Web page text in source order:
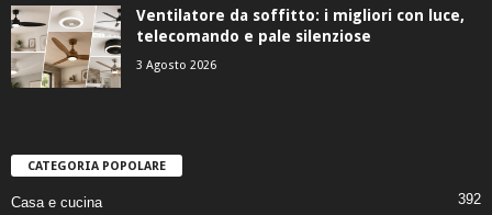
Ventilatore da soffitto: i migliori con luce,
telecomando e pale silenziose
3 Agosto 2026
CATEGORIA POPOLARE
Casa e cucina 392